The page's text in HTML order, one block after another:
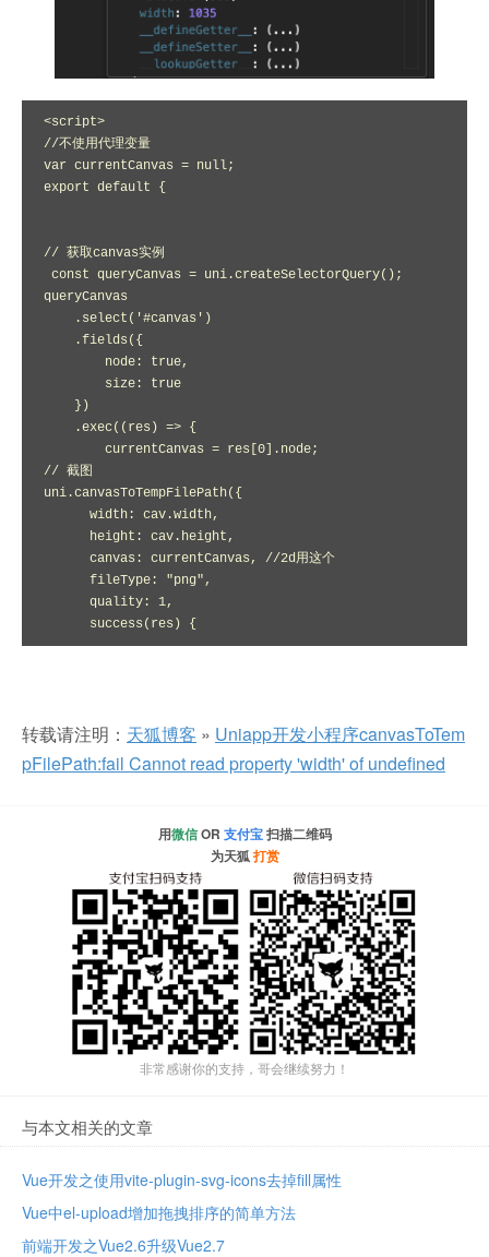
<script>
//不使用代理变量
var currentCanvas = null;
export default {
// 获取canvas实例
queryCanvas
// 截图
uni.canvasToTempFilePath({
      success(res) {
转载请注明： 天狐博客 » Uniapp开发小程序canvasToTem
pFilePath:fail Cannot read property 'width' of undefined
用微信OR 支付宝扫描二维码
为天狐 打赏
非常感谢你的支持，哥会继续努力！
与本文相关的文章
Vue开发之使用vite-plugin-svg-icons去掉fill属性
Vue中el-upload增加拖拽排序的简单方法
前端开发之Vue2.6升级Vue2.7